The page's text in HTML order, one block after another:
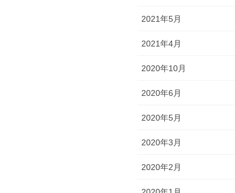
2021年5月
2021年4月
2020年10月
2020年6月
2020年5月
2020年3月
2020年2月